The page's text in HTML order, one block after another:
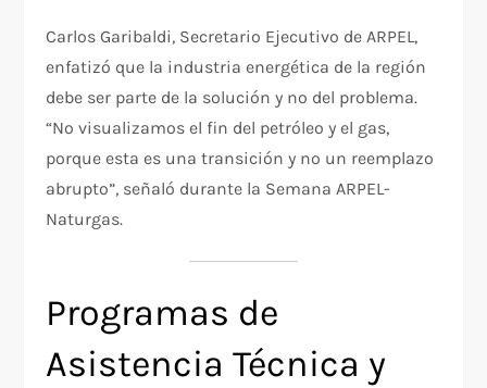
Carlos Garibaldi, Secretario Ejecutivo de ARPEL,
enfatizó que la industria energética de la región
debe ser parte de la solución y no del problema.
“No visualizamos el fin del petróleo y el gas,
porque esta es una transición y no un reemplazo
abrupto”, señaló durante la Semana ARPEL-
Naturgas.
Programas de
Asistencia Técnica y